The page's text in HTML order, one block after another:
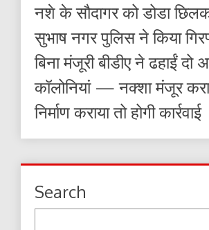
नशे के सौदागर को डोडा
सुभाष नगर पुलिस ने किया
बिना मंजूरी बीडीए ने ढहाईं दो
कॉलोनियां — नक्शा मंजूर
निर्माण कराया तो होगी कार्रवाई
Search